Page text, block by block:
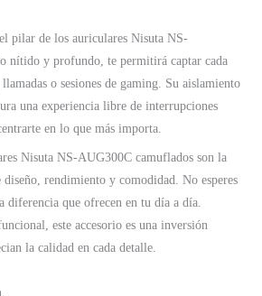
pilar de los auriculares Nisuta NS-
nítido y profundo, te permitirá captar cada
o sesiones de gaming. Su aislamiento
una experiencia libre de interrupciones
en lo que más importa.
Nisuta NS-AUG300C camuflados son la
rendimiento y comodidad. No esperes
diferencia que ofrecen en tu día a día.
este accesorio es una inversión
la calidad en cada detalle.